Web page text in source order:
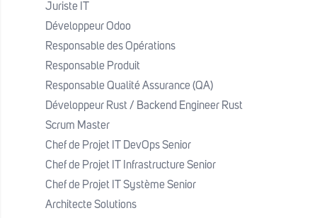
est attendu que l’architecte
d’entreprises fournissent les
livrables ci-après :
Schéma d’architecture cible
(macro et détaillé)
Dossiers d’architecture par projet
(High Level Design/Low Level
Design)
Référentiel de standards et
principes d’architecture
Juriste IT
Développeur Odoo
Responsable des Opérations
Responsable Produit
Responsable Qualité Assurance (QA)
Développeur Rust / Backend Engineer Rust
Scrum Master
Chef de Projet IT DevOps Senior
Chef de Projet IT Infrastructure Senior
Chef de Projet IT Système Senior
Architecte Solutions